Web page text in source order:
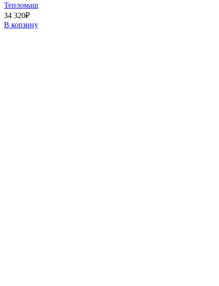
Тепломаш
34 320₽
В корзину